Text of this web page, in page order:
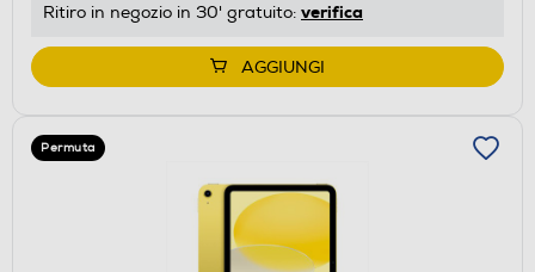
Ritiro in negozio in 30' gratuito: verifica
AGGIUNGI
Permuta